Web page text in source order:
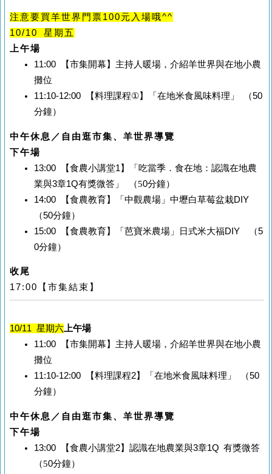
注意要買羊世界門票100元入場哦^^
10/10 星期五
上午場
11:00
【市集開幕】主持人暖場，介紹羊世界與在地小農
攤位
11:10-12:00
【料理課程①】「在地米食風味料理」 （50
分鐘）
中午休息／自由逛市集、羊世界導覽
下午場
13:00
【食農小講堂1 】
「吃當季．食在地：認識在地農
業與3章1Q有獎微答」 （50分鐘）
14:00
【食農教育】「中觀農場」中壢白草莓盆栽DIY
（50分鐘）
15:00
【食農教育】「芭寶米農場」日式米大福DIY （5
0分鐘）
收尾
17:00
【市集結束】
10/11 星期六上午場
11:00
【市集開幕】主持人暖場，介紹羊世界與在地小農
攤位
11:10-12:00
【料理課程2】「在地米食風味料理」 （50
分鐘）
中午休息／自由逛市集、羊世界導覽
下午場
13:00
【食農小講堂2】認識在地農業與3章1Q有獎微答
（50分鐘）